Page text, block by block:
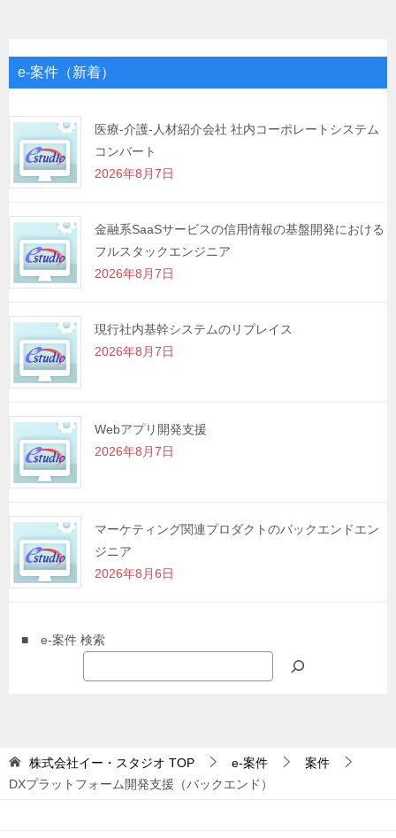
ゲ
シ
ョ
ン
e-案件（新着）
医療-介護-人材紹介会社 社内コーポレートシステム
コンバート
2026年8月7日
金融系SaaSサービスの信用情報の基盤開発における
フルスタックエンジニア
2026年8月7日
現行社内基幹システムのリプレイス
2026年8月7日
Webアプリ開発支援
2026年8月7日
マーケティング関連プロダクトのバックエンドエン
ジニア
2026年8月6日
■ e-案件 検索
株式会社イー・スタジオ TOP e-案件
案件
DXプラットフォーム開発支援（バックエンド）